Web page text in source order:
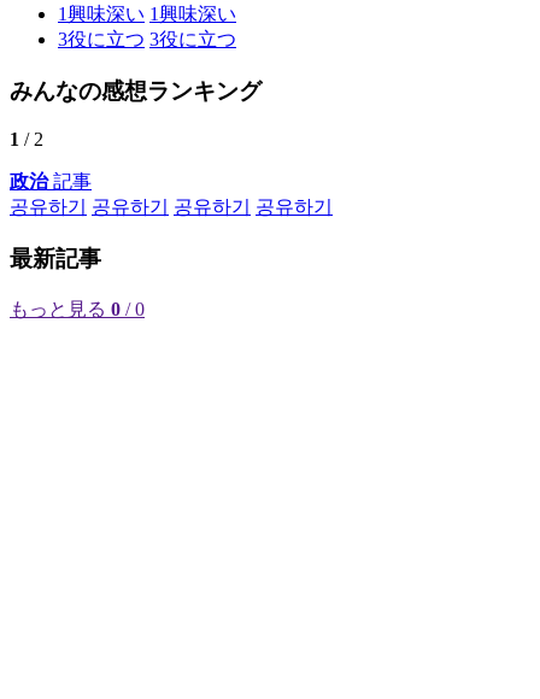
1興味深い 1興味深い
3役に立つ 3役に立つ
みんなの感想ランキング
1 / 2
政治記事
공유하기
공유하기 공유하기 공유하기
最新記事
もっと見る 0 / 0